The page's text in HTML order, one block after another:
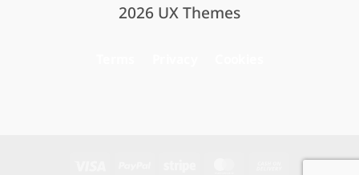
2026 UX Themes
MasterCard
Cash